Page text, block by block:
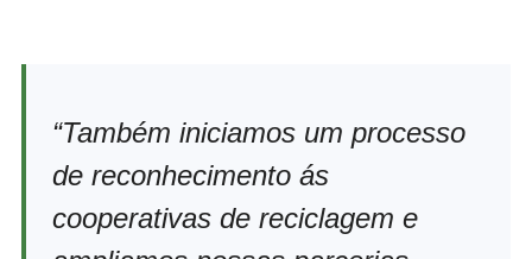
“Também iniciamos um processo
de reconhecimento ás
cooperativas de reciclagem e